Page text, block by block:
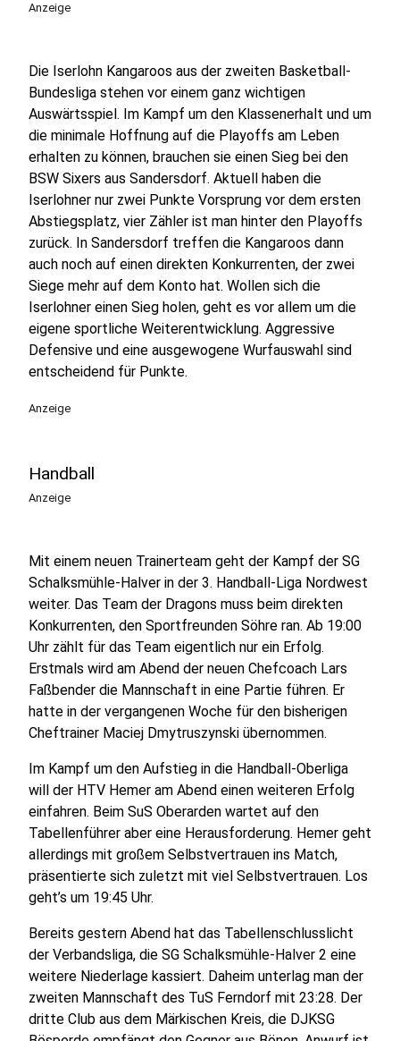
Anzeige
Die Iserlohn Kangaroos aus der zweiten Basketball-
Bundesliga stehen vor einem ganz wichtigen
Auswärtsspiel. Im Kampf um den Klassenerhalt und um
die minimale Hoffnung auf die Playoffs am Leben
erhalten zu können, brauchen sie einen Sieg bei den
BSW Sixers aus Sandersdorf. Aktuell haben die
Iserlohner nur zwei Punkte Vorsprung vor dem ersten
Abstiegsplatz, vier Zähler ist man hinter den Playoffs
zurück. In Sandersdorf treffen die Kangaroos dann
auch noch auf einen direkten Konkurrenten, der zwei
Siege mehr auf dem Konto hat. Wollen sich die
Iserlohner einen Sieg holen, geht es vor allem um die
eigene sportliche Weiterentwicklung. Aggressive
Defensive und eine ausgewogene Wurfauswahl sind
entscheidend für Punkte.
Anzeige
Handball
Anzeige
Mit einem neuen Trainerteam geht der Kampf der SG
Schalksmühle-Halver in der 3. Handball-Liga Nordwest
weiter. Das Team der Dragons muss beim direkten
Konkurrenten, den Sportfreunden Söhre ran. Ab 19:00
Uhr zählt für das Team eigentlich nur ein Erfolg.
Erstmals wird am Abend der neuen Chefcoach Lars
Faßbender die Mannschaft in eine Partie führen. Er
hatte in der vergangenen Woche für den bisherigen
Cheftrainer Maciej Dmytruszynski übernommen.
Im Kampf um den Aufstieg in die Handball-Oberliga
will der HTV Hemer am Abend einen weiteren Erfolg
einfahren. Beim SuS Oberarden wartet auf den
Tabellenführer aber eine Herausforderung. Hemer geht
allerdings mit großem Selbstvertrauen ins Match,
präsentierte sich zuletzt mit viel Selbstvertrauen. Los
geht’s um 19:45 Uhr.
Bereits gestern Abend hat das Tabellenschlusslicht
der Verbandsliga, die SG Schalksmühle-Halver 2 eine
weitere Niederlage kassiert. Daheim unterlag man der
zweiten Mannschaft des TuS Ferndorf mit 23:28. Der
dritte Club aus dem Märkischen Kreis, die DJKSG